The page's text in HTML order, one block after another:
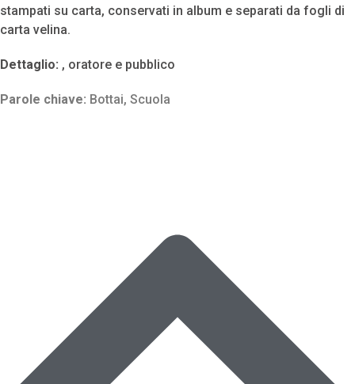
stampati su carta, conservati in album e separati da fogli di
carta velina.
Dettaglio: , oratore e pubblico
Parole chiave: Bottai, Scuola